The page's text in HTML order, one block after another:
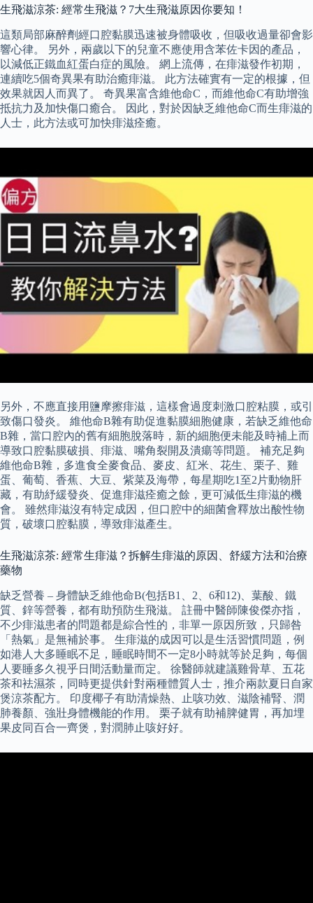
生飛滋涼茶: 經常生飛滋？7大生飛滋原因你要知！
這類局部麻醉劑經口腔黏膜迅速被身體吸收，但吸收過量卻會影
響心律。 另外，兩歲以下的兒童不應使用含苯佐卡因的產品，
以減低正鐵血紅蛋白症的風險。 網上流傳，在痱滋發作初期，
連續吃5個奇異果有助治癒痱滋。 此方法確實有一定的根據，但
效果就因人而異了。 奇異果富含維他命C，而維他命C有助增強
抵抗力及加快傷口癒合。 因此，對於因缺乏維他命C而生痱滋的
人士，此方法或可加快痱滋痊癒。
另外，不應直接用鹽摩擦痱滋，這樣會過度刺激口腔粘膜，或引
致傷口發炎。 維他命B雜有助促進黏膜細胞健康，若缺乏維他命
B雜，當口腔內的舊有細胞脫落時，新的細胞便未能及時補上而
導致口腔黏膜破損、痱滋、嘴角裂開及潰瘍等問題。 補充足夠
維他命B雜，多進食全麥食品、麥皮、紅米、花生、栗子、雞
蛋、葡萄、香蕉、大豆、紫菜及海帶，每星期吃1至2片動物肝
藏，有助紓緩發炎、促進痱滋痊癒之餘，更可減低生痱滋的機
會。 雖然痱滋沒有特定成因，但口腔中的細菌會釋放出酸性物
質，破壞口腔黏膜，導致痱滋產生。
生飛滋涼茶: 經常生痱滋？拆解生痱滋的原因、舒緩方法和治療
藥物
缺乏營養 – 身體缺乏維他命B(包括B1、2、6和12)、葉酸、鐵
質、鋅等營養，都有助預防生飛滋。 註冊中醫師陳俊傑亦指，
不少痱滋患者的問題都是綜合性的，非單一原因所致，只歸咎
「熱氣」是無補於事。 生痱滋的成因可以是生活習慣問題，例
如港人大多睡眠不足，睡眠時間不一定8小時就等於足夠，每個
人要睡多久視乎日間活動量而定。 徐醫師就建議雞骨草、五花
茶和袪濕茶，同時更提供針對兩種體質人士，推介兩款夏日自家
煲涼茶配方。 印度椰子有助清燥熱、止咳功效、滋陰補腎、潤
肺養顏、強壯身體機能的作用。 栗子就有助補脾健胃，再加埋
果皮同百合一齊煲，對潤肺止咳好好。